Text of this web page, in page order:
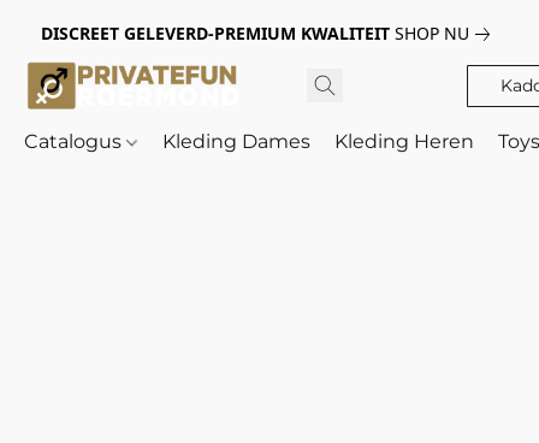
DISCREET GELEVERD-PREMIUM KWALITEIT SHOP NU
Catalogus Kleding Dames Kleding Heren